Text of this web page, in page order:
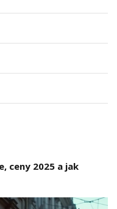
ceny 2025 a jak